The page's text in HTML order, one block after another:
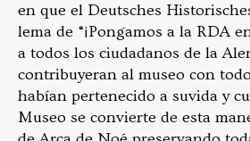
en que el Deutsches
lema de “¡Pongamos a la RDA
a todos los ciudadanos de la
contribuyeran al museo con
habían pertenecido a suvida y
Museo se convierte de esta